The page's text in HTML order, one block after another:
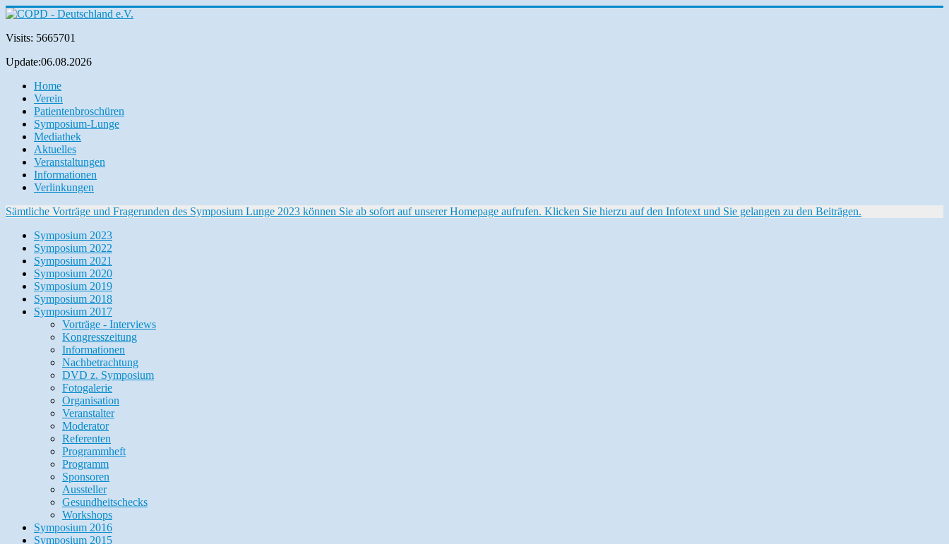
Visits: 5665701
Update:06.08.2026
Home
Verein
Patientenbroschüren
Symposium-Lunge
Mediathek
Aktuelles
Veranstaltungen
Informationen
Verlinkungen
Sämtliche Vorträge und Fragerunden des Symposium Lunge 2023 können Sie ab sofort auf unserer Homepage aufrufen. Klicken Sie hierzu auf den Infotext und Sie gelangen zu den Beiträgen.
Symposium 2023
Symposium 2022
Symposium 2021
Symposium 2020
Symposium 2019
Symposium 2018
Symposium 2017
Vorträge - Interviews
Kongresszeitung
Informationen
Nachbetrachtung
DVD z. Symposium
Fotogalerie
Organisation
Veranstalter
Moderator
Referenten
Programmheft
Programm
Sponsoren
Aussteller
Gesundheitschecks
Workshops
Symposium 2016
Symposium 2015